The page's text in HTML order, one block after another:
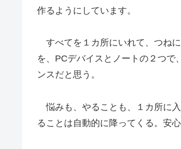
作るようにしています。
すべてを１カ所にいれて、つね
を、PCデバイスとノートの２つで
ンスだと思う。
悩みも、やることも、１カ所に
ることは自動的に降ってくる。安